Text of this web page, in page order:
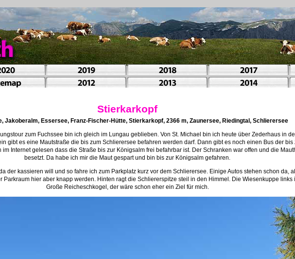
Stierkarkopf
Jakoberalm, Essersee, Franz-Fischer-Hütte, Stierkarkopf, 2366 m, Zaunersee, Riedingtal, Schlierersee
zum Fuchssee bin ich gleich im Lungau geblieben. Von St. Michael bin ich heute über Zederhaus in
gibt es eine Mautstraße die bis zum Schlierersee befahren werden darf. Dann gibt es noch einen Bus der bis
im Internet gelesen dass die Straße bis zur Königsalm frei befahrbar ist. Der Schranken war offen und die
besetzt. Da habe ich mir die Maut gespart und bin bis zur Königsalm gefahren.
der kassieren will und so fahre ich zum Parkplatz kurz vor dem Schlierersee. Einige Autos stehen schon da,
Parkraum hier aber knapp werden. Hinten ragt die Schliererspitze steil in den Himmel. Die Wiesenkuppe links
Große Reicheschkogel, der wäre schon eher ein Ziel für mich.